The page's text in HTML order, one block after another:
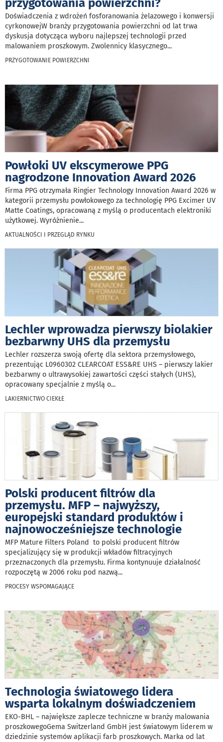
przygotowania powierzchni?
Doświadczenia z wdrożeń fosforanowania żelazowego i konwersji
cyrkonowejW branży przygotowania powierzchni od lat trwa
dyskusja dotycząca wyboru najlepszej technologii przed
malowaniem proszkowym. Zwolennicy klasycznego...
PRZYGOTOWANIE POWIERZCHNI
Powłoki UV ekscymerowe PPG
nagrodzone Innovation Award 2026
Firma PPG otrzymała Ringier Technology Innovation Award 2026 w
kategorii przemysłu powłokowego za technologię PPG Excimer UV
Matte Coatings, opracowaną z myślą o producentach elektroniki
użytkowej. Wyróżnienie...
AKTUALNOŚCI I PRZEGLĄD RYNKU
Lechler wprowadza pierwszy biolakier
bezbarwny UHS dla przemysłu
Lechler rozszerza swoją ofertę dla sektora przemysłowego,
prezentując L0960302 CLEARCOAT ESS&RE UHS – pierwszy lakier
bezbarwny o ultrawysokiej zawartości części stałych (UHS),
opracowany specjalnie z myślą o...
LAKIERNICTWO CIEKŁE
Polski producent filtrów dla
przemysłu. MFP – najwyższy,
europejski standard produktów i
najnowocześniejsze technologie
MFP Mature Filters Poland to polski producent filtrów
specjalizujący się w produkcji wkładów filtracyjnych
przeznaczonych dla przemysłu. Firma kontynuuje działalność
rozpoczętą w 2006 roku pod nazwą...
PROCESY WSPOMAGAJĄCE
Technologia światowego lidera
wsparta lokalnym doświadczeniem
EKO-BHL – największe zaplecze techniczne w branży malowania
proszkowegoGema Switzerland GmbH jest światowym liderem w
dziedzinie systemów aplikacji farb proszkowych. Marka od lat